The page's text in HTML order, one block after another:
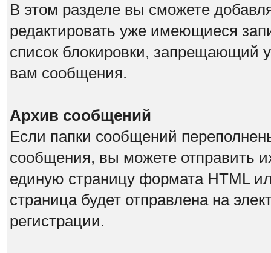
В этом разделе вы сможете
редактировать уже имеющиеся
список блокировки, запрещающий
вам сообщения.
Архив сообщений
Если папки сообщений
сообщения, вы можете отправить
единую страницу формата HTML
страница будет отправлена на
регистрации.